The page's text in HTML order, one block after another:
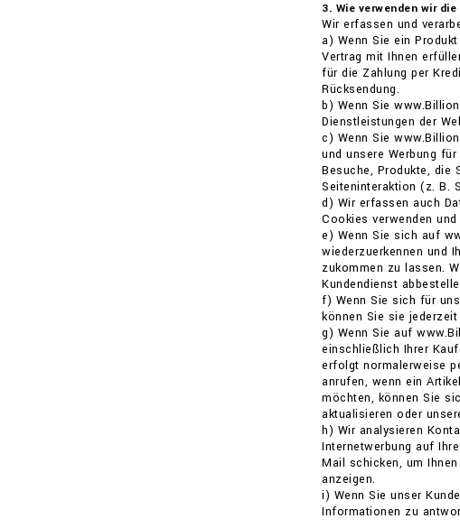
3. Wie verwenden wir
Wir erfassen und
a) Wenn Sie ein
Vertrag mit Ihnen
für die Zahlung per
Rücksendung.
b) Wenn Sie
Dienstleistungen der
c) Wenn Sie
und unsere Werbung
Besuche, Produkte, die
Seiteninteraktion (z. B.
d) Wir erfassen auch
Cookies verwenden
e) Wenn Sie sich auf
wiederzuerkennen und
zukommen zu lassen.
Kundendienst
f) Wenn Sie sich für
können Sie sie
g) Wenn Sie auf
einschließlich Ihrer
erfolgt normalerweise
anrufen, wenn ein
möchten, können Sie
aktualisieren oder
h) Wir analysieren
Internetwerbung auf
Mail schicken, um
anzeigen.
i) Wenn Sie unser
Informationen zu